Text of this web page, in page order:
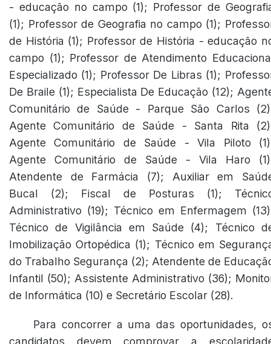
- educação no campo (1); Professor de
(1); Professor de Geografia no campo (1);
de História (1); Professor de História - educação
campo (1); Professor de Atendimento
Especializado (1); Professor De Libras (1);
De Braile (1); Especialista De Educação (12);
Comunitário de Saúde - Parque São Carlos
Agente Comunitário de Saúde - Santa Rita
Agente Comunitário de Saúde - Vila Piloto
Agente Comunitário de Saúde - Vila Haro
Atendente de Farmácia (7); Auxiliar em
Bucal (2); Fiscal de Posturas (1);
Administrativo (19); Técnico em Enfermagem
Técnico de Vigilância em Saúde (4); Técnico
Imobilização Ortopédica (1); Técnico em
do Trabalho Segurança (2); Atendente de
Infantil (50); Assistente Administrativo (36);
de Informática (10) e Secretário Escolar (28).
Para concorrer a uma das oportunidades,
candidatos devem comprovar a